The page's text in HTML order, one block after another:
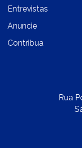
Entrevistas
Anuncie
Contribua
Rua